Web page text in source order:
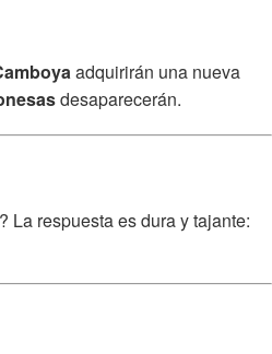
adquirirán una nueva
desaparecerán.
La respuesta es dura y tajante: